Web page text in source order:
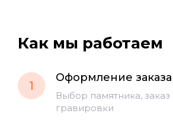
Как мы работаем
1
Оформление заказа
Выбор памятника, заказ
гравировки